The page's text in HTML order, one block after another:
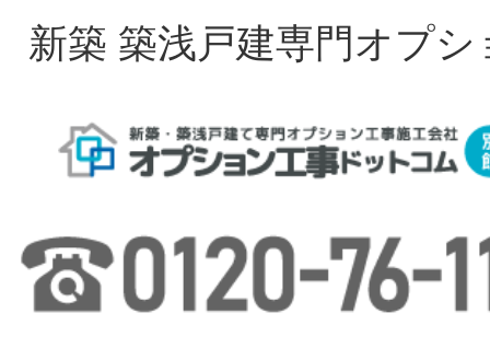
新築 築浅戸建専門オプ